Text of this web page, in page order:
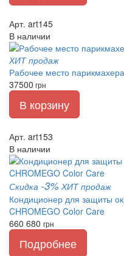
Арт. art145
В наличии
ХИТ продаж
Рабочее место
37500 грн
В корзину
Арт. art153
В наличии
Скидка -3% ХИТ продаж
Кондиционер для защиты
CHROMEGO Color Care
660 680 грн
Подробнее